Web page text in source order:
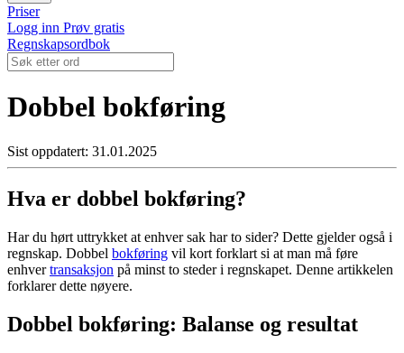
Priser
Logg inn Prøv gratis
Regnskapsordbok
Dobbel bokføring
Sist oppdatert: 31.01.2025
Hva er dobbel bokføring?
Har du hørt uttrykket at enhver sak har to sider? Dette gjelder også i
regnskap. Dobbel bokføring vil kort forklart si at man må føre
enhvertransaksjon på minst to steder i regnskapet. Denne artikkelen
forklarer dette nøyere.
Dobbel bokføring: Balanse og resultat